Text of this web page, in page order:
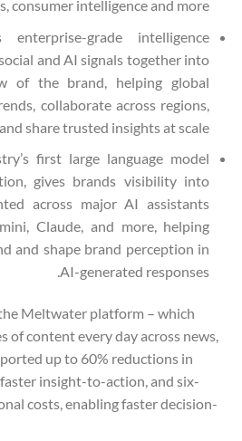
consumer intelligence and more.
enterprise-grade intelligence
and AI signals together into
of the brand, helping global
collaborate across regions,
and share trusted insights at scale.
first large language model
gives brands visibility into
across major AI assistants
Claude, and more, helping
and shape brand perception in
AI-generated responses.
Meltwater platform – which
of content every day across news,
up to 60% reductions in
insight-to-action, and six-
costs, enabling faster decision-